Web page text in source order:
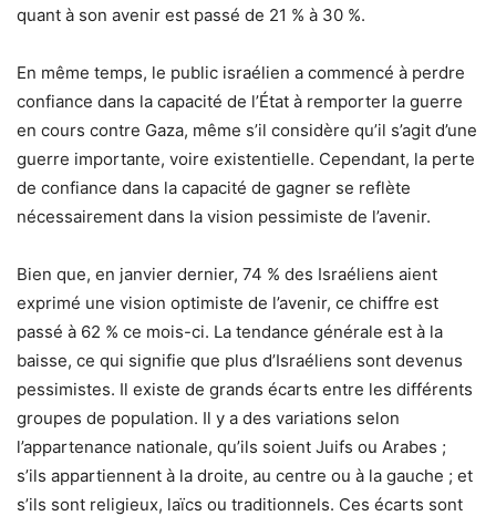
quant à son avenir est passé de 21 % à 30 %.
En même temps, le public israélien a commencé à perdre
confiance dans la capacité de l’État à remporter la guerre
en cours contre Gaza, même s’il considère qu’il s’agit d’une
guerre importante, voire existentielle. Cependant, la perte
de confiance dans la capacité de gagner se reflète
nécessairement dans la vision pessimiste de l’avenir.
Bien que, en janvier dernier, 74 % des Israéliens aient
exprimé une vision optimiste de l’avenir, ce chiffre est
passé à 62 % ce mois-ci. La tendance générale est à la
baisse, ce qui signifie que plus d’Israéliens sont devenus
pessimistes. Il existe de grands écarts entre les différents
groupes de population. Il y a des variations selon
l’appartenance nationale, qu’ils soient Juifs ou Arabes ;
s’ils appartiennent à la droite, au centre ou à la gauche ; et
s’ils sont religieux, laïcs ou traditionnels. Ces écarts sont